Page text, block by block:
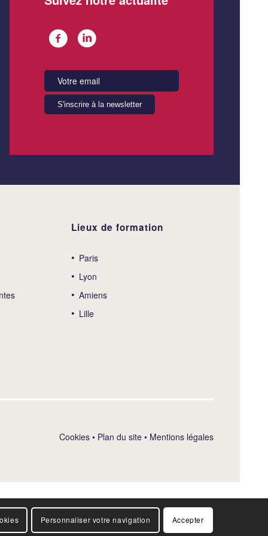
Lieux de formation
Paris
Lyon
Amiens
Lille
Cookies • Plan du site • Mentions légales
Personnaliser votre navigation Accepter